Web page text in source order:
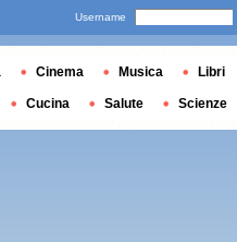
Username
Cinema Musica Libri
Cucina Salute Scienze